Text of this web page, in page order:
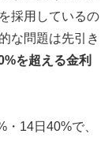
採用しているの
な問題は先引き
を超える金利
14日40%で、